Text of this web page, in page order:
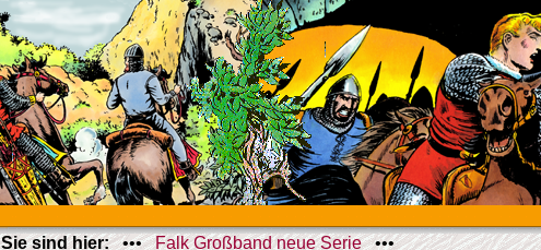
Sie sind hier:•••Falk Großband neue Serie•••